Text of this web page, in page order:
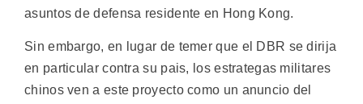
asuntos de defensa residente en Hong Kong.
Sin embargo, en lugar de temer que el DBR se dirija
en particular contra su pais, los estrategas militares
chinos ven a este proyecto como un anuncio del